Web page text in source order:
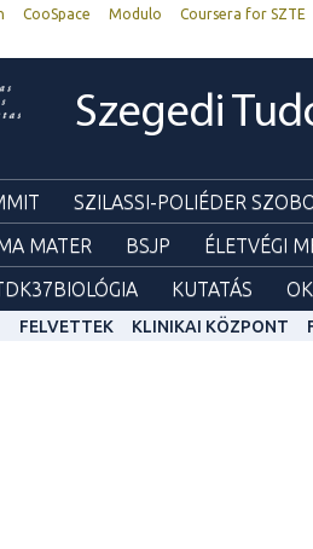
CooSpace Modulo Coursera for SZTE
Szegedi
SZILASSI-POLIÉDER
MATER BSJP ÉLETVÉGI
KUTATÁS
FELVETTEK KLINIKAI KÖZPONT